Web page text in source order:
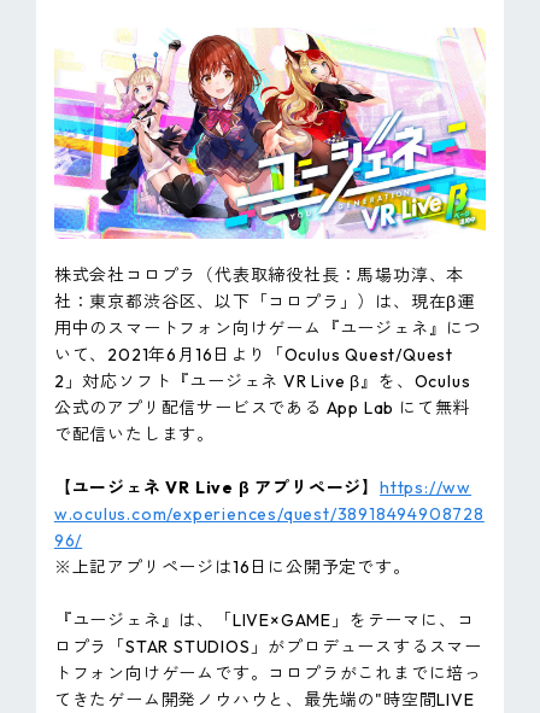
ピンマーク
EN
株式会社コロプラ（代表取締役社長：馬場功淳、本
社：東京都渋谷区、以下「コロプラ」）は、現在β運
用中のスマートフォン向けゲーム『ユージェネ』につ
いて、2021年6月16日より「Oculus Quest/Quest
2」対応ソフト『ユージェネ VR Live β』を、Oculus
公式のアプリ配信サービスである App Lab にて無料
で配信いたします。
【ユージェネ VR Live β アプリページ】https://ww
w.oculus.com/experiences/quest/38918494908728
96/
※上記アプリページは16日に公開予定です。
『ユージェネ』は、「LIVE×GAME」をテーマに、コ
ロプラ「STAR STUDIOS」がプロデュースするスマー
トフォン向けゲームです。コロプラがこれまでに培っ
てきたゲーム開発ノウハウと、最先端の"時空間LIVE